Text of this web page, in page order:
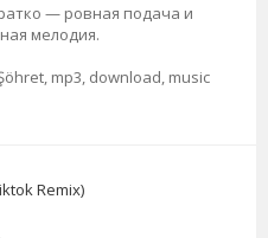
— ровная подача и
мелодия.
mp3, download, music
Remix)